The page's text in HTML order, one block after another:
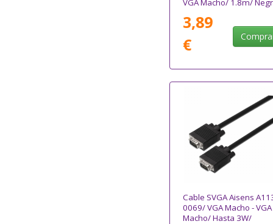
3,89
€
Cable SVGA Aisens
0069/ VGA Macho - VGA
Macho/ Hasta 3W/